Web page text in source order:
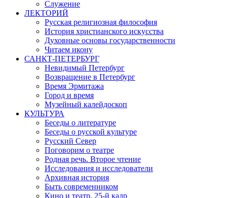
Служение
ЛЕКТОРИЙ
Русская религиозная философия
История христианского искусства
Духовные основы государственности
Читаем икону
САНКТ-ПЕТЕРБУРГ
Невидимый Петербург
Возвращение в Петербург
Время Эрмитажа
Город и время
Музейный калейдоскоп
КУЛЬТУРА
Беседы о литературе
Беседы о русской культуре
Русский Север
Поговорим о театре
Родная речь. Второе чтение
Исследования и исследователи
Архивная история
Быть современником
Кино и театр. 25-й кадр